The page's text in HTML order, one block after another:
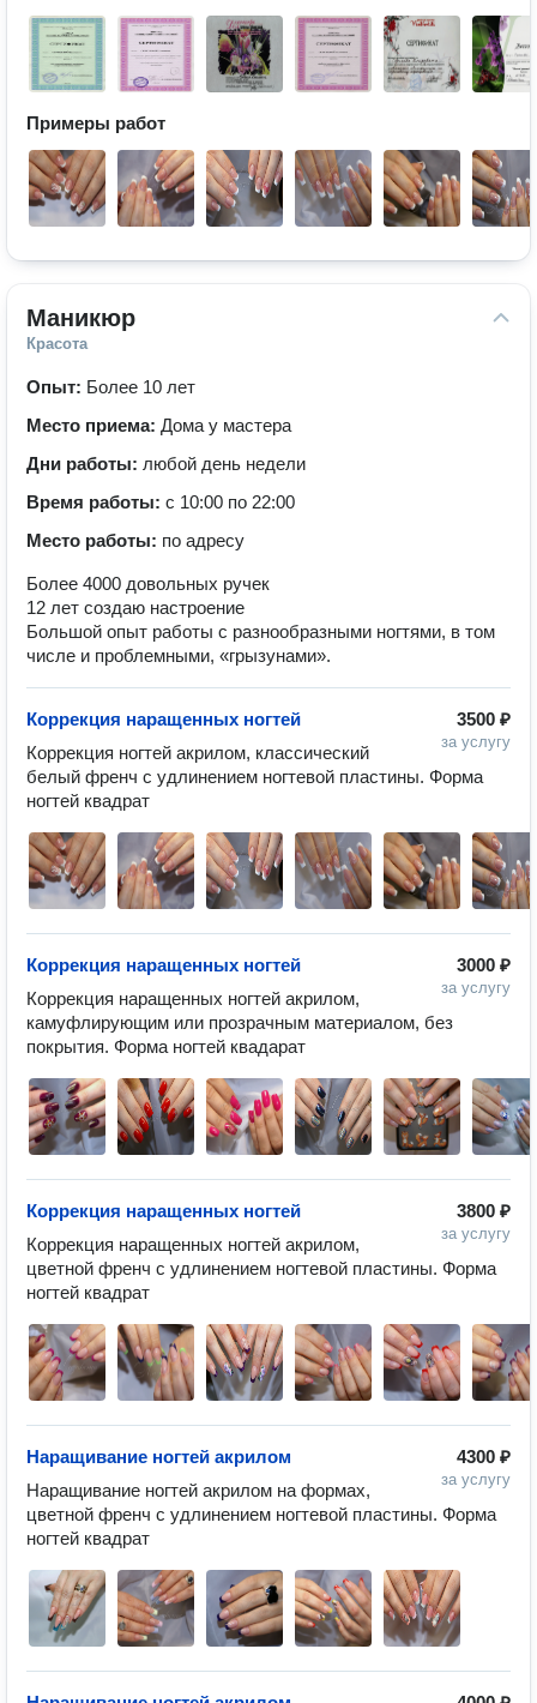
Примеры работ
Маникюр
Красота
Опыт: Более 10 лет
Место приема: Дома у мастера
Дни работы: любой день недели
Время работы: с 10:00 по 22:00
Место работы: по адресу
Более 4000 довольных ручек
12 лет создаю настроение
Большой опыт работы с разнообразными ногтями, в том
числе и проблемными, «грызунами».
3500 ₽
за услугу
Коррекция наращенных ногтей
Коррекция ногтей акрилом, классический
белый френч с удлинением ногтевой пластины. Форма
ногтей квадрат
3000 ₽
за услугу
Коррекция наращенных ногтей
Коррекция наращенных ногтей акрилом,
камуфлирующим или прозрачным материалом, без
покрытия. Форма ногтей квадарат
3800 ₽
за услугу
Коррекция наращенных ногтей
Коррекция наращенных ногтей акрилом,
цветной френч с удлинением ногтевой пластины. Форма
ногтей квадрат
4300 ₽
за услугу
Наращивание ногтей акрилом
Наращивание ногтей акрилом на формах,
цветной френч с удлинением ногтевой пластины. Форма
ногтей квадрат